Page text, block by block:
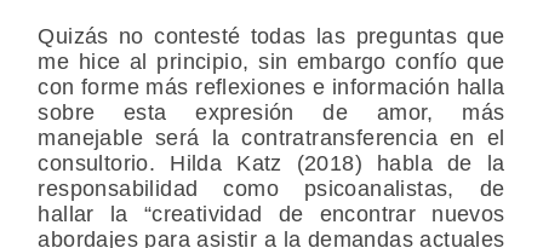
Quizás no contesté todas las preguntas que
me hice al principio, sin embargo confío que
con forme más reflexiones e información halla
sobre esta expresión de amor, más
manejable será la contratransferencia en el
consultorio. Hilda Katz (2018)
habla de la
responsabilidad como psicoanalistas, de
hallar la “creatividad de encontrar nuevos
abordajes para asistir a la demandas actuales